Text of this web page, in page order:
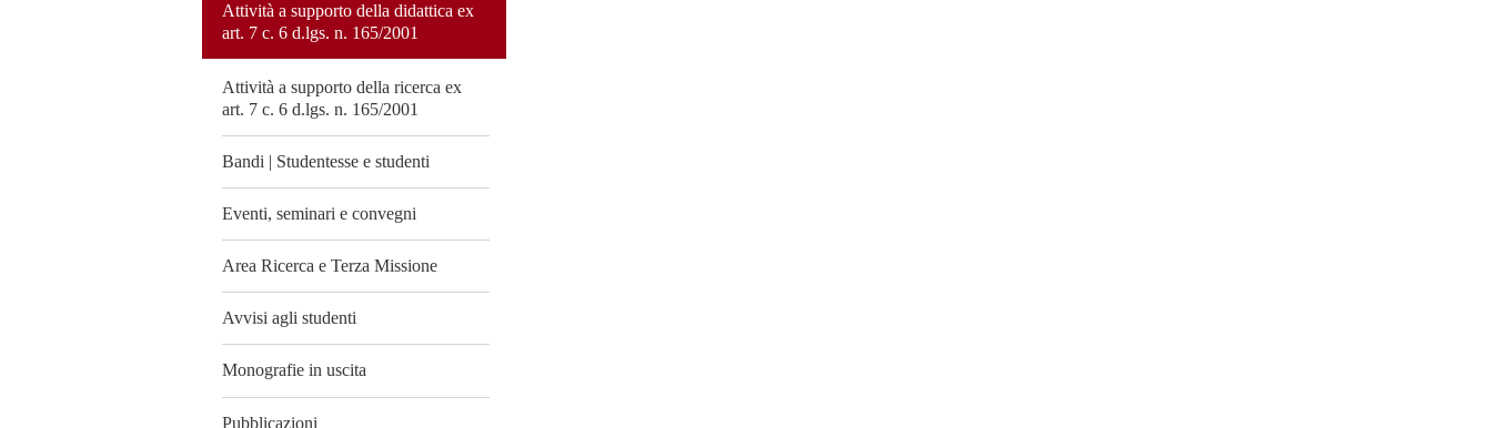
Attività a supporto della didattica ex
art. 7 c. 6 d.lgs. n. 165/2001
Attività a supporto della ricerca ex
art. 7 c. 6 d.lgs. n. 165/2001
Bandi | Studentesse e studenti
Eventi, seminari e convegni
Area Ricerca e Terza Missione
Avvisi agli studenti
Monografie in uscita
Pubblicazioni